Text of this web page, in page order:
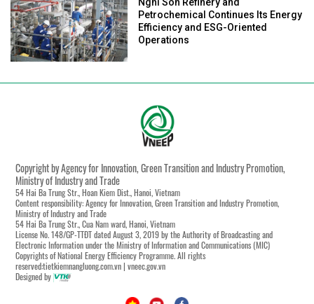
Nghi Son Refinery and
Petrochemical Continues Its Energy
Efficiency and ESG-Oriented
Operations
Copyright by Agency for Innovation, Green Transition and Industry Promotion,
Ministry of Industry and Trade
54 Hai Ba Trung Str., Hoan Kiem Dist., Hanoi, Vietnam
Content responsibility: Agency for Innovation, Green Transition and Industry Promotion,
Ministry of Industry and Trade
54 Hai Ba Trung Str., Cua Nam ward, Hanoi, Vietnam
License No. 148/GP-TTĐT dated August 3, 2019 by the Authority of Broadcasting and
Electronic Information under the Ministry of Information and Communications (MIC)
Copyrights of National Energy Efficiency Programme. All rights
reserved:tietkiemnangluong.com.vn | vneec.gov.vn
Designed by